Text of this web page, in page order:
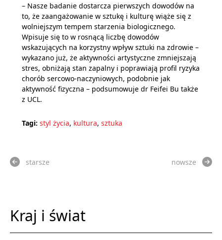
– Nasze badanie dostarcza pierwszych dowodów na
to, że zaangażowanie w sztukę i kulturę wiąże się z
wolniejszym tempem starzenia biologicznego.
Wpisuje się to w rosnącą liczbę dowodów
wskazujących na korzystny wpływ sztuki na zdrowie –
wykazano już, że aktywności artystyczne zmniejszają
stres, obniżają stan zapalny i poprawiają profil ryzyka
chorób sercowo-naczyniowych, podobnie jak
aktywność fizyczna – podsumowuje dr Feifei Bu także
z UCL.
Tagi: styl życia, kultura, sztuka
starsze nowsze
Kraj i świat